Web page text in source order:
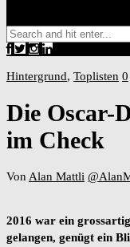
Hintergrund, Toplisten 0
Die Oscar-
im Check
Von Alan Mattli
2016 war ein
gelangen, genügt ein